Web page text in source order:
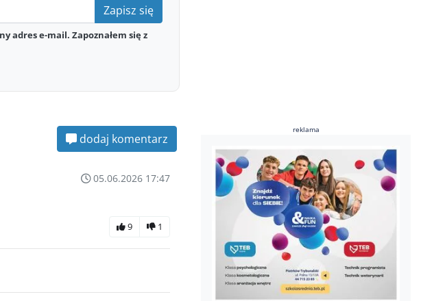
Zapisz się
adres e-mail. Zapoznałem się z
dodaj komentarz
05.06.2026 17:47
9 1
reklama